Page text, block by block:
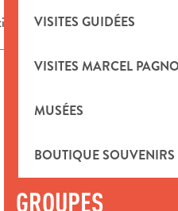
VISITES GUIDÉES
VISITES MARCEL
MUSÉES
BOUTIQUE
GROUPES
13390 Auriol